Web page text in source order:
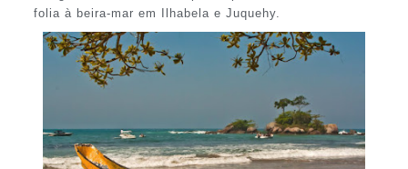
folia à beira-mar em Ilhabela e Juquehy.